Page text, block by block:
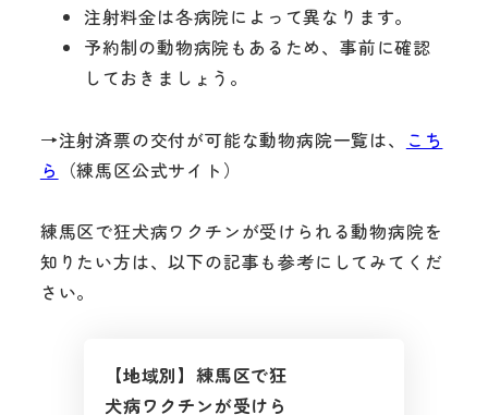
注射料金は各病院によって異なります。
予約制の動物病院もあるため、事前に確認
しておきましょう。
→注射済票の交付が可能な動物病院一覧は、
こち
ら
（練馬区公式サイト）
練馬区で狂犬病ワクチンが受けられる動物病院を
知りたい方は、以下の記事も参考にしてみてくだ
さい。
【地域別】練馬区で狂
犬病ワクチンが受けら